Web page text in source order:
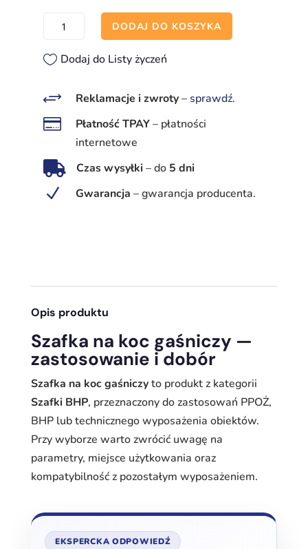
ilość
na
gaśniczy
DODAJ DO KOSZYKA
Dodaj do Listy życzeń
+ Reklamacje i zwroty–sprawdź.
 Płatność TPAY– płatności
internetowe
 Czas wysyłki–do 5 dni
N Gwarancja –gwarancja producenta.
Opis produktu
Szafka na koc gaśniczy —
zastosowanie i dobór
Szafka na koc gaśniczyto produkt z kategorii
Szafki BHP, przeznaczony do zastosowań PPOŻ,
BHP lub technicznego wyposażenia obiektów.
Przy wyborze warto zwrócić uwagę na
parametry, miejsce użytkowania oraz
kompatybilność z pozostałym wyposażeniem.
EKSPERCKA ODPOWIEDŹ